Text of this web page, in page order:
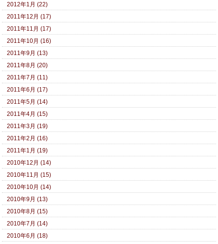
2012年1月 (22)
2011年12月 (17)
2011年11月 (17)
2011年10月 (16)
2011年9月 (13)
2011年8月 (20)
2011年7月 (11)
2011年6月 (17)
2011年5月 (14)
2011年4月 (15)
2011年3月 (19)
2011年2月 (16)
2011年1月 (19)
2010年12月 (14)
2010年11月 (15)
2010年10月 (14)
2010年9月 (13)
2010年8月 (15)
2010年7月 (14)
2010年6月 (18)